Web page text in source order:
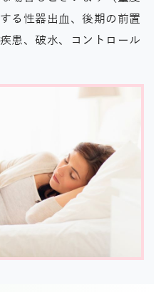
る性器出血、後期の前置
患、破水、コントロール